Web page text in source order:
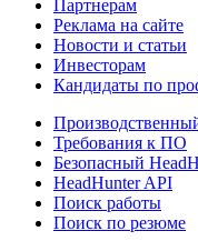
Партнерам
Реклама на сайте
Новости и статьи
Инвесторам
Кандидаты по
Требования к ПО
Безопасный
HeadHunter API
Поиск работы
Поиск по резюме